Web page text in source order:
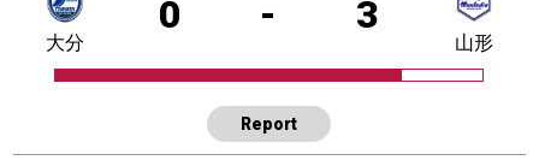
0 - 3
大分 山形
Report